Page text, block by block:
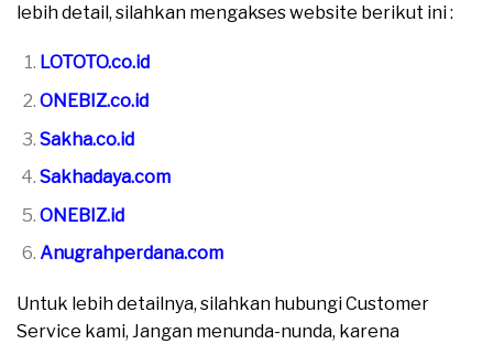
lebih detail, silahkan mengakses website berikut ini :
LOTOTO.co.id
ONEBIZ.co.id
Sakha.co.id
Sakhadaya.com
ONEBIZ.id
Anugrahperdana.com
Untuk lebih detailnya, silahkan hubungi Customer
Service kami, Jangan menunda-nunda, karena